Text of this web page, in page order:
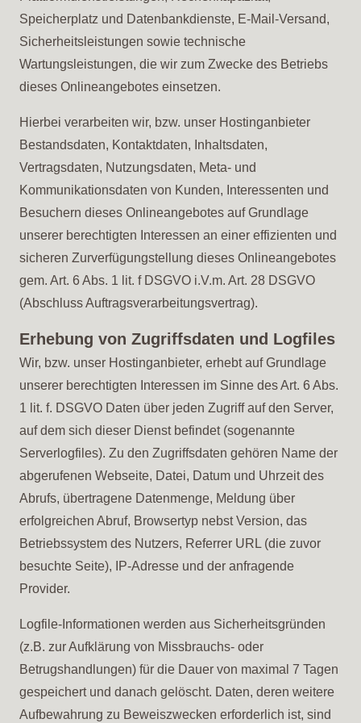
Speicherplatz und Datenbankdienste, E-Mail-Versand,
Sicherheitsleistungen sowie technische
Wartungsleistungen, die wir zum Zwecke des Betriebs
dieses Onlineangebotes einsetzen.
Hierbei verarbeiten wir, bzw. unser Hostinganbieter
Bestandsdaten, Kontaktdaten, Inhaltsdaten,
Vertragsdaten, Nutzungsdaten, Meta- und
Kommunikationsdaten von Kunden, Interessenten und
Besuchern dieses Onlineangebotes auf Grundlage
unserer berechtigten Interessen an einer effizienten und
sicheren Zurverfügungstellung dieses Onlineangebotes
gem. Art. 6 Abs. 1 lit. f DSGVO i.V.m. Art. 28 DSGVO
(Abschluss Auftragsverarbeitungsvertrag).
Erhebung von Zugriffsdaten und Logfiles
Wir, bzw. unser Hostinganbieter, erhebt auf Grundlage
unserer berechtigten Interessen im Sinne des Art. 6 Abs.
1 lit. f. DSGVO Daten über jeden Zugriff auf den Server,
auf dem sich dieser Dienst befindet (sogenannte
Serverlogfiles). Zu den Zugriffsdaten gehören Name der
abgerufenen Webseite, Datei, Datum und Uhrzeit des
Abrufs, übertragene Datenmenge, Meldung über
erfolgreichen Abruf, Browsertyp nebst Version, das
Betriebssystem des Nutzers, Referrer URL (die zuvor
besuchte Seite), IP-Adresse und der anfragende
Provider.
Logfile-Informationen werden aus Sicherheitsgründen
(z.B. zur Aufklärung von Missbrauchs- oder
Betrugshandlungen) für die Dauer von maximal 7 Tagen
gespeichert und danach gelöscht. Daten, deren weitere
Aufbewahrung zu Beweiszwecken erforderlich ist, sind